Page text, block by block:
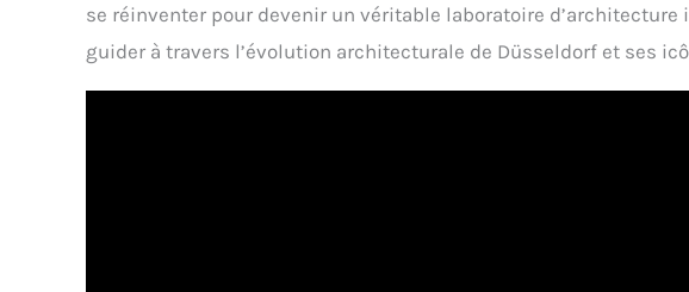
se réinventer pour devenir un véritable laboratoire d’architecture
guider à travers l’évolution architecturale de Düsseldorf et ses